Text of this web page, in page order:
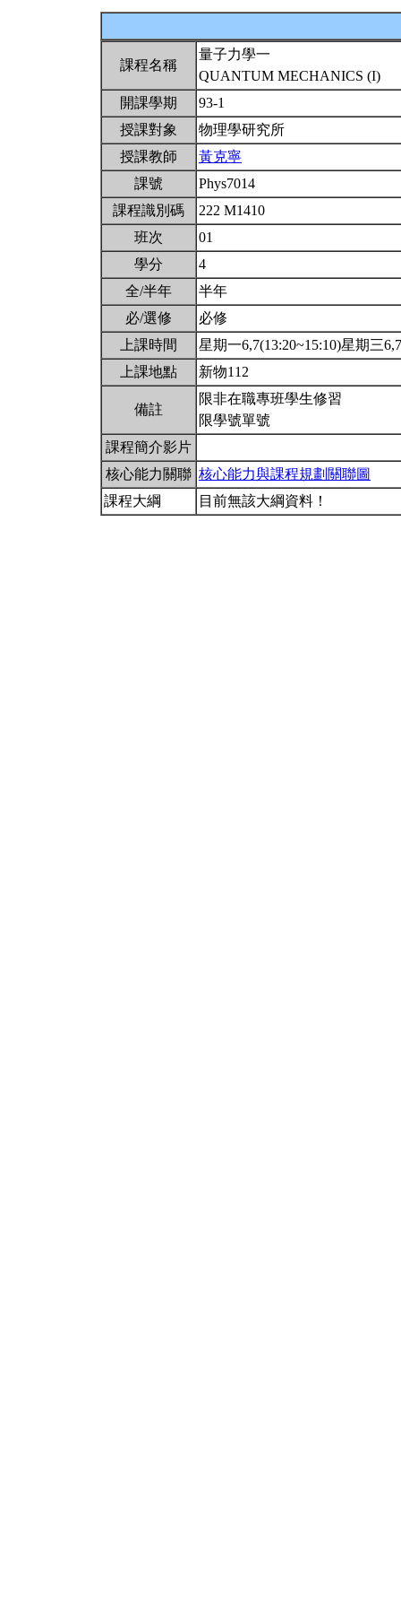
課程名稱
量子力學一
QUANTUM MECHANICS (I)
開課學期
93-1
授課對象
物理學研究所
授課教師
黃克寧
課號
Phys7014
課程識別碼
222 M1410
班次
01
學分
4
全/半年
半年
必/選修
必修
上課時間
星期一6,7(13:20~15:10)星期三
上課地點
新物112
備註
限非在職專班學生修習
限學號單號
課程簡介影片
核心能力關聯 核心能力與課程規劃關聯圖
課程大綱
目前無該大綱資料！